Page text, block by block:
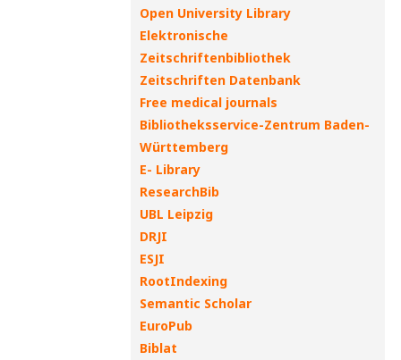
Open University Library
Elektronische
Zeitschriftenbibliothek
Zeitschriften Datenbank
Free medical journals
Bibliotheksservice-Zentrum Baden-
Württemberg
E- Library
ResearchBib
UBL Leipzig
DRJI
ESJI
RootIndexing
Semantic Scholar
EuroPub
Biblat